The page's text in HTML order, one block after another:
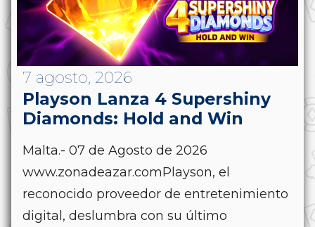
7 agosto, 2026
Playson Lanza 4 Supershiny
Diamonds: Hold and Win
Malta.- 07 de Agosto de 2026
www.zonadeazar.comPlayson, el
reconocido proveedor de entretenimiento
digital, deslumbra con su último